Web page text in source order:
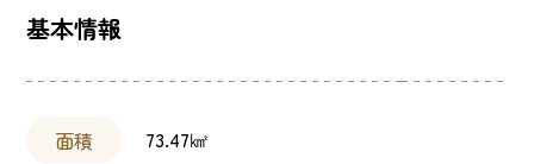
基本情報
面積 73.47㎢